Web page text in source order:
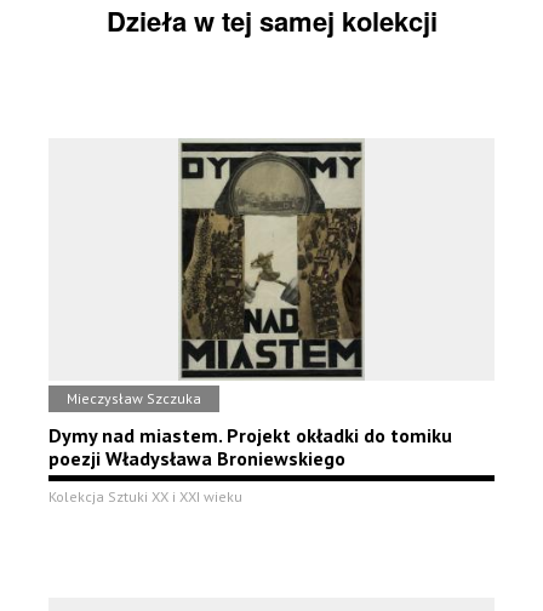
Dzieła w tej samej kolekcji
Mieczysław Szczuka
Dymy nad miastem. Projekt okładki do tomiku
poezji Władysława Broniewskiego
Kolekcja Sztuki XX i XXI wieku